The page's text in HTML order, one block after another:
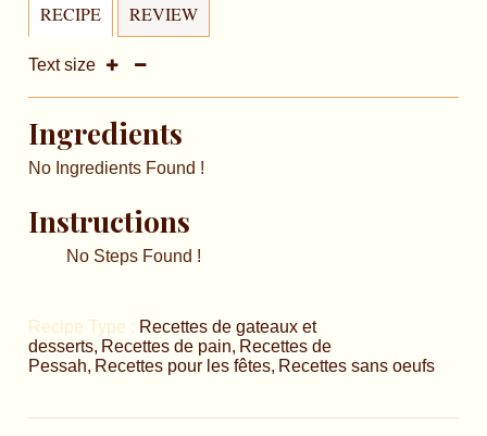
RECIPE REVIEW
Text size
Ingredients
No Ingredients Found !
Instructions
No Steps Found !
Recipe Type : Recettes de gateaux et
desserts Recettes de pain Recettes de
Pessah Recettes pour les fêtes Recettes sans oeufs